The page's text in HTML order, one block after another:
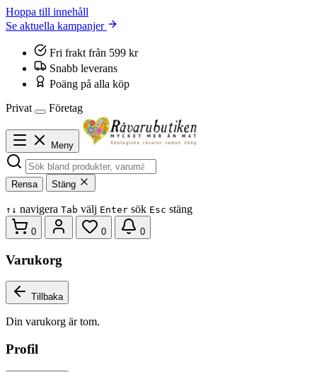
Hoppa till innehåll
Se aktuella kampanjer
Fri frakt från 599 kr
Snabb leverans
Poäng på alla köp
Privat
Företag
Meny
Rensa Stäng
↑ ↓ navigera Tab välj Enter sök Esc stäng
0 0 0
Varukorg
Tillbaka
Din varukorg är tom.
Profil